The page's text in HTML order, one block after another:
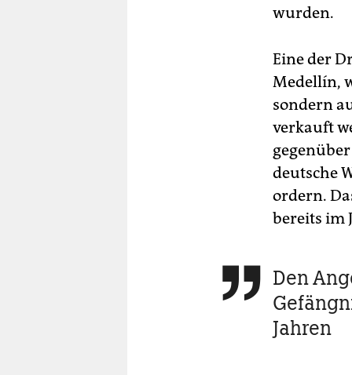
wurden.
Eine der
Medellín,
sondern
verkauft
deutsche
ordern.
bereits im
 Den
Jahren